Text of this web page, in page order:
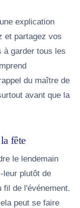
explication
et partagez vos
à garder tous les
du maître de
avant que la
fête
le lendemain
leur plutôt de
fil de l'événement.
peut se faire